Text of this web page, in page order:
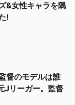
&女性キャラを隅
!
督のモデルは誰
Jリーガー。監督